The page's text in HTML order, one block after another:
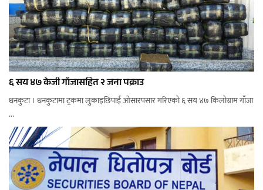
६ सय ४७ केजी गाँजासहित २ जना पक्राउ
धनकुटा । धनकुटामा ट्रकमा लुकाइछिपाई ओसारपसार गरिएको ६ सय ४७ किलोग्राम गाँजा
...